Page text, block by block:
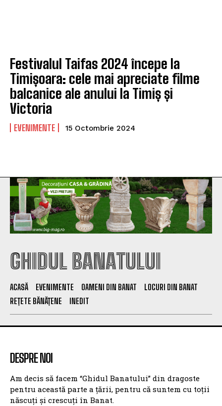
Festivalul Taifas 2024 începe la
Timișoara: cele mai apreciate filme
balcanice ale anului la Timiș și
Victoria
EVENIMENTE 15 Octombrie 2024
GHIDUL BANATULUI
ACASĂ EVENIMENTE OAMENI DIN BANAT
LOCURI DIN BANAT
REȚETE BĂNĂȚENE
INEDIT
DESPRE NOI
Am decis să facem “Ghidul Banatului” din dragoste
pentru această parte a țării, pentru că suntem cu toții
născuți și crescuți în Banat.